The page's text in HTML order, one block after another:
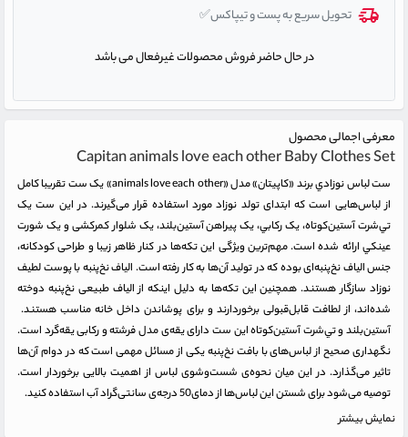
تحویل سریع به پست و تیپاکس✅
در حال حاضر فروش محصولات غیرفعال می باشد
معرفی اجمالی محصول
Capitan animals love each other Baby Clothes Set
ست لباس نوزادي برند «کاپیتان» مدل «animals love each other» یک ست تقریبا کامل
از لباس‌هایی است که ابتدای تولد نوزاد مورد استفاده قرار می‌گیرند. در این ست یک
تي‌شرت آستين‌کوتاه، یک رکابي، یک پیراهن آستين‌بلند، یک شلوار کمرکشی و یک شورت
عينکي ارائه شده است. مهم‌ترین ویژگی این تکه‌ها در کنار ظاهر زیبا و طراحی کودکانه،
جنس الیاف نخ‌پنبه‌ای بوده که در تولید آن‌ها به کار رفته است. الیاف نخ‌پنبه با پوست لطیف
نوزاد سازگار هستند. همچنین این تکه‌ها به دلیل اینکه از الیاف طبیعی نخ‌پنبه دوخته
شده‌اند، از لطافت قابل‌قبولی برخوردارند و برای پوشاندن داخل خانه مناسب هستند.
آستين‌بلند و تي‌شرت آستين‌کوتاه این ست دارای یقه‌ی مدل فرشته و رکابی یقه‌گرد است.
نگهداری صحیح از لباس‌های با بافت نخ‌پنبه یکی از مسائل مهمی است که در دوام آن‌ها
تاثیر می‌گذارد. در این میان نحوه‌ی شست‌‌و‌شوی لباس از اهمیت بالایی برخوردار است.
توصیه می‌شود برای شستن این لباس‌ها ‌از دمای50 درجه‌ی سانتی‌گراد آب استفاده کنید.
نمایش بیشتر